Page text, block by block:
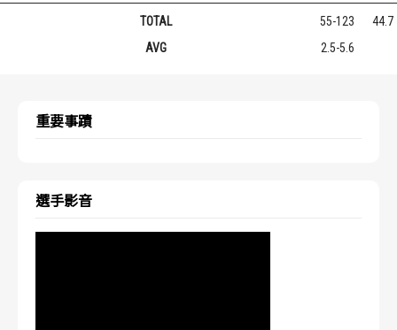
TOTAL 55-123
44.7
AVG
2.5-5.6
重要事蹟
選手影音